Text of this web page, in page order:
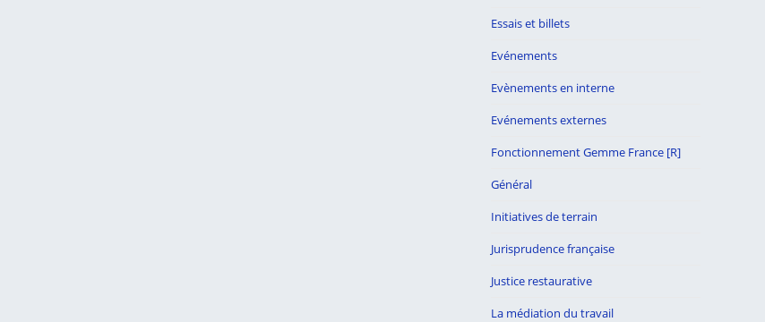
Essais et billets
Evénements
Evènements en interne
Evénements externes
Fonctionnement Gemme France [R]
Général
Initiatives de terrain
Jurisprudence française
Justice restaurative
La médiation du travail